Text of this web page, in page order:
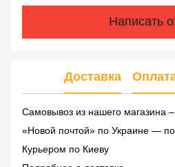
Написать
Доставка
Самовывоз из нашего магазина –
«Новой почтой» по Украине —
Курьером по Киеву